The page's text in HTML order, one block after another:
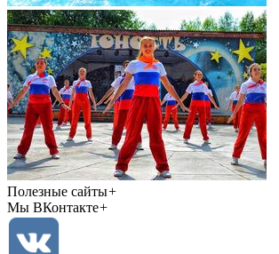
Полезные сайты+
Мы ВКонтакте+